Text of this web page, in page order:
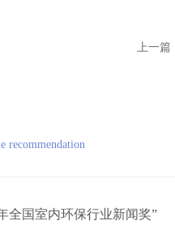
上一篇
recommendation
全国室内环保行业新闻奖”